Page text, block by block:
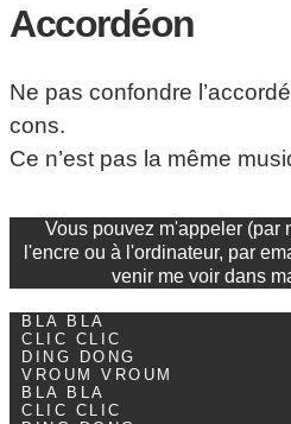
Accordéon
Ne pas confondre
cons.
Ce n’est pas la même
Vous pouvez m'appeler (par
l'encre ou à l'ordinateur, par
venir me voir dans
BLA BLA
CLIC CLIC
DING DONG
VROUM VROUM
BLA BLA
CLIC CLIC